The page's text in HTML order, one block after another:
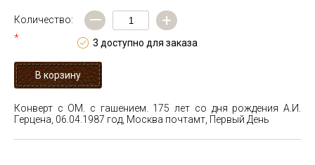
Количество:
*
— +
3 доступно для заказа
Конверт с ОМ. с гашением. 175 лет со дня рождения А.И.
Герцена, 06.04.1987 год, Москва почтамт, Первый День